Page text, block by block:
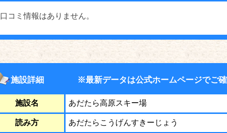
口コミ情報はありません。
施設詳細 ※最新データは公式ホームページでご確
施設名 あだたら高原スキー場
読み方 あだたらこうげんすきーじょう